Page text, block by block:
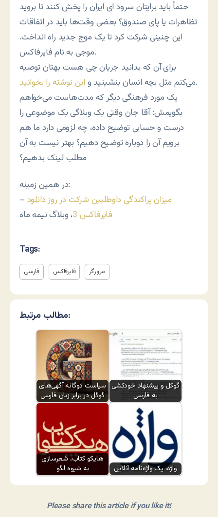
حتماً باید برایتان سرود ای ایران را پخش کنند تا بروید
تظاهرات یا پای صندوق؟ بعضی وقت‌ها باید در اتفاقات
این چنینی شرکت کرد تا یک موج جدید راه انداخت.
موجی به نام فایرفاکس.
برای آن که بدانید جریان چی هست بهتان توصیه
می‌کنم مثل بچه انسان بنشینید و این نوشته را بخوانید
.
یک مورد فرهنگی دیگر که مدت‌هاست می‌خواهم
بگویمش: آقا جان وقتی یک وبلاگی یک موضوعی را
درست و حسابی توضیح داده، چه لزومی دارد ما هم
برویم آن را دوباره توضیح دهیم؟ بهتر نیست به آن
مطلب لینک بدهیم؟
در همین زمینه:
– میزان پراکندگی داوطلبین شرکت در روز دانلود
فایرفاکس 3 ، وبلاگ نیمه ماه
Tags:
فارسی فایرفاکس مرورگر
مطالب مرتبط:
سیاست دوگانه آگهی‌های
گوگل در برابر زبان فارسی
گوکل و پیشنهاد خودکشی
به فارسی
هایکو کتاب، شعرسازی
به شیوه لگو
واژه، یک واژه‌نامه آنلاین
Please share this article if you like it!